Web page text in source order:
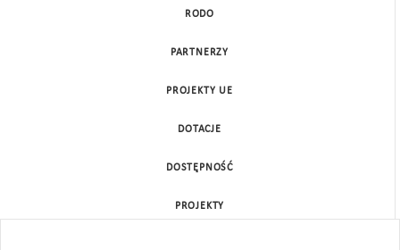
RODO
PARTNERZY
PROJEKTY UE
DOTACJE
DOSTĘPNOŚĆ
PROJEKTY